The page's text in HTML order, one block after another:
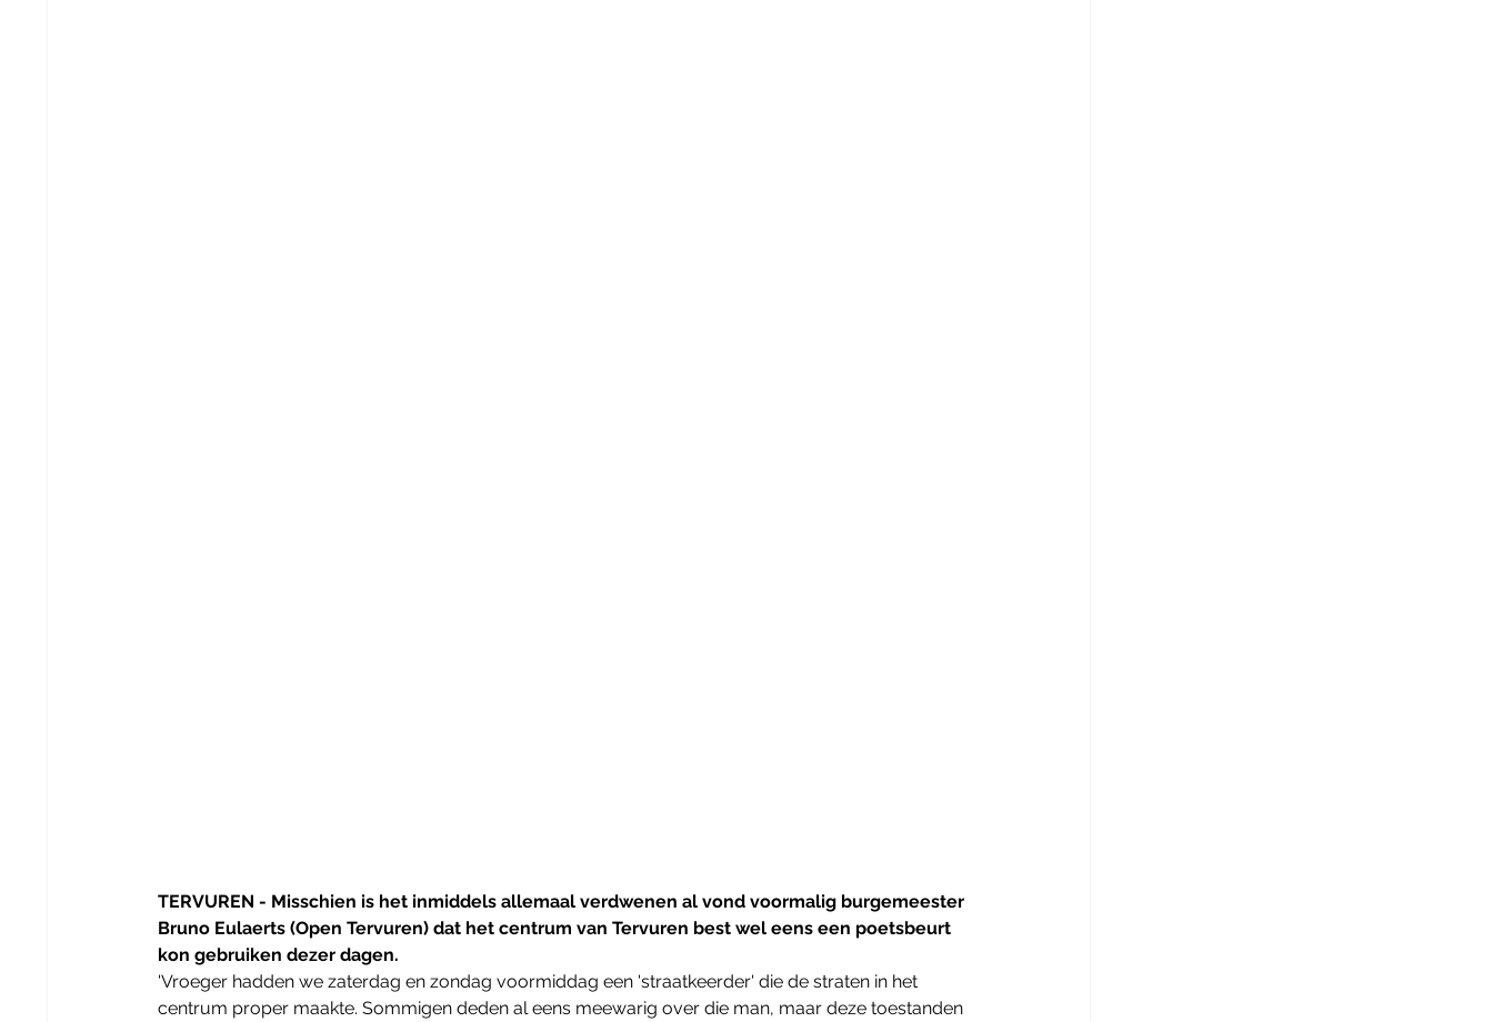
TERVUREN - Misschien is het inmiddels allemaal verdwenen al vond voormalig burgemeester
Bruno Eulaerts (Open Tervuren) dat het centrum van Tervuren best wel eens een poetsbeurt
kon gebruiken dezer dagen.
'Vroeger hadden we zaterdag en zondag voormiddag een 'straatkeerder' die de straten in het
centrum proper maakte. Sommigen deden al eens meewarig over die man, maar deze toestanden